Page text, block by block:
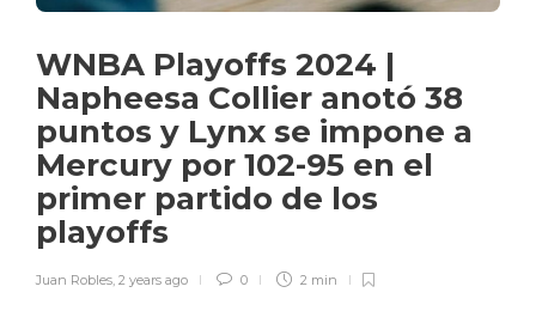
WNBA Playoffs 2024 |
Napheesa Collier anotó 38
puntos y Lynx se impone a
Mercury por 102-95 en el
primer partido de los
playoffs
Juan Robles, 2 years ago 0 2 min